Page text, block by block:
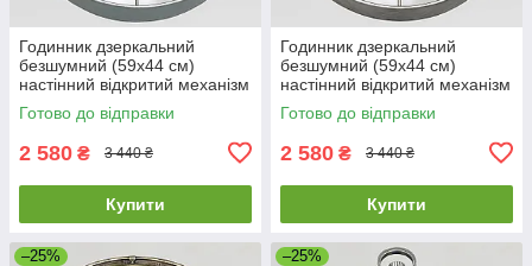
Годинник дзеркальний
безшумний (59х44 см)
настінний відкритий механізм
шестерні колещатками
скелетон ретро вінтаж під
Готово до відправки
2 580 ₴ 3 440 ₴
Купити
Годинник дзеркальний
безшумний (59х44 см)
настінний відкритий механізм
шестернями колещатками
скелетон ретро вінтаж під
Готово до відправки
2 580 ₴ 3 440 ₴
Купити
–25% –25%